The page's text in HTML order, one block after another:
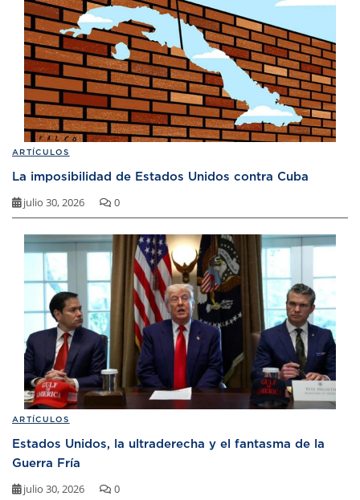
ARTÍCULOS
La imposibilidad de Estados Unidos contra Cuba
julio 30, 2026 0
ARTÍCULOS
Estados Unidos, la ultraderecha y el fantasma de la
Guerra Fría
julio 30, 2026 0